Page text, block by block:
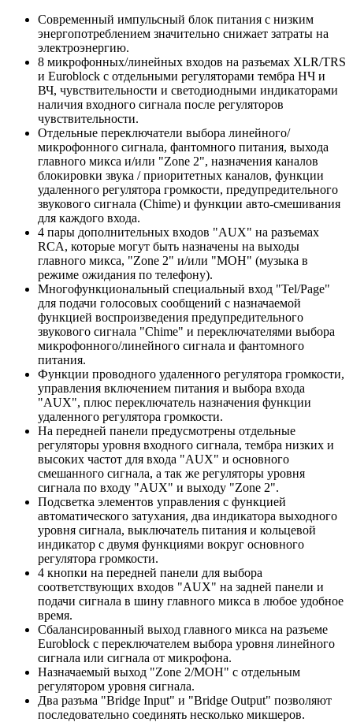
Современный импульсный блок питания с низким
энергопотреблением значительно снижает затраты на
электроэнергию.
8 микрофонных/линейных входов на разъемах XLR/TRS
и Euroblock с отдельными регуляторами тембра НЧ и
ВЧ, чувствительности и светодиодными индикаторами
наличия входного сигнала после регуляторов
чувствительности.
Отдельные переключатели выбора линейного/
микрофонного сигнала, фантомного питания, выхода
главного микса и/или "Zone 2", назначения каналов
блокировки звука / приоритетных каналов, функции
удаленного регулятора громкости, предупредительного
звукового сигнала (Chime) и функции авто-смешивания
для каждого входа.
4 пары дополнительных входов "AUX" на разъемах
RCA, которые могут быть назначены на выходы
главного микса, "Zone 2" и/или "MOH" (музыка в
режиме ожидания по телефону).
Многофункциональный специальный вход "Tel/Page"
для подачи голосовых сообщений с назначаемой
функцией воспроизведения предупредительного
звукового сигнала "Chime" и переключателями выбора
микрофонного/линейного сигнала и фантомного
питания.
Функции проводного удаленного регулятора громкости,
управления включением питания и выбора входа
"AUX", плюс переключатель назначения функции
удаленного регулятора громкости.
На передней панели предусмотрены отдельные
регуляторы уровня входного сигнала, тембра низких и
высоких частот для входа "AUX" и основного
смешанного сигнала, а так же регуляторы уровня
сигнала по входу "AUX" и выходу "Zone 2".
Подсветка элементов управления с функцией
автоматического затухания, два индикатора выходного
уровня сигнала, выключатель питания и кольцевой
индикатор с двумя функциями вокруг основного
регулятора громкости.
4 кнопки на передней панели для выбора
соответствующих входов "AUX" на задней панели и
подачи сигнала в шину главного микса в любое удобное
время.
Сбалансированный выход главного микса на разъеме
Euroblock с переключателем выбора уровня линейного
сигнала или сигнала от микрофона.
Назначаемый выход "Zone 2/MOH" с отдельным
регулятором уровня сигнала.
Два разъма "Bridge Input" и "Bridge Output" позволяют
последовательно соединять несколько микшеров.